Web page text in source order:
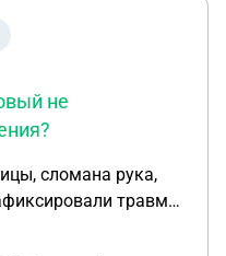
не
сломана рука,
травмы
участковый до